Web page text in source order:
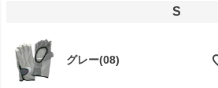
S
グレー(08)